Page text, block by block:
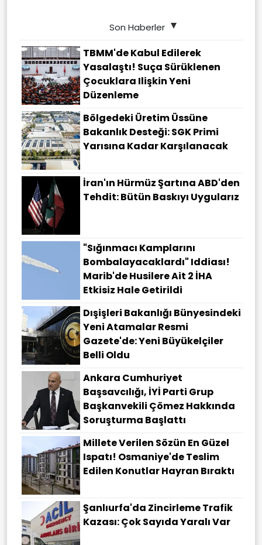
Son Haberler
TBMM'de Kabul Edilerek
Yasalaştı! Suça Sürüklenen
Çocuklara Ilişkin Yeni
Düzenleme
Bölgedeki Üretim Üssüne
Bakanlık Desteği: SGK Primi
Yarısına Kadar Karşılanacak
İran'ın Hürmüz Şartına ABD'den
Tehdit: Bütün Baskıyı Uygularız
"Sığınmacı Kamplarını
Bombalayacaklardı" Iddiası!
Marib'de Husilere Ait 2 İHA
Etkisiz Hale Getirildi
Dışişleri Bakanlığı Bünyesindeki
Yeni Atamalar Resmi
Gazete'de: Yeni Büyükelçiler
Belli Oldu
Ankara Cumhuriyet
Başsavcılığı, İYİ Parti Grup
Başkanvekili Çömez Hakkında
Soruşturma Başlattı
Millete Verilen Sözün En Güzel
Ispatı! Osmaniye'de Teslim
Edilen Konutlar Hayran Bıraktı
Şanlıurfa'da Zincirleme Trafik
Kazası: Çok Sayıda Yaralı Var